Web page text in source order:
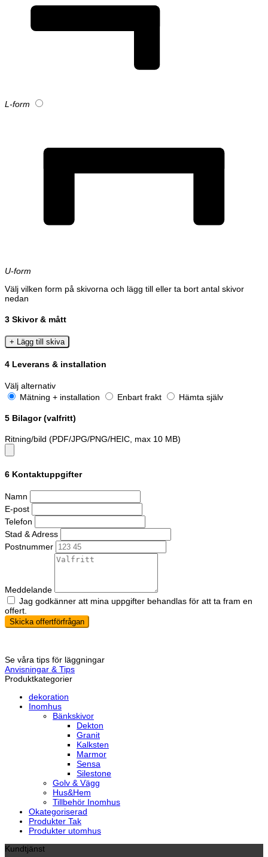
L-form
U-form
Välj vilken form på skivorna och lägg till eller ta bort antal skivor
nedan
3 Skivor & mått
+ Lägg till skiva
4 Leverans & installation
Välj alternativ
Mätning + installation
Enbart frakt Hämta själv
5 Bilagor (valfritt)
Ritning/bild (PDF/JPG/PNG/HEIC, max 10 MB)
6 Kontaktuppgifter
Namn
E-post
Telefon
Stad & Adress
Postnummer
Meddelande
Jag godkänner att mina uppgifter behandlas för att ta fram en
offert.
Skicka offertförfrågan
Se våra tips för läggningar
Anvisningar & Tips
Produktkategorier
dekoration
Inomhus
Bänkskivor
Dekton
Granit
Kalksten
Marmor
Sensa
Silestone
Golv & Vägg
Hus&Hem
Tillbehör Inomhus
Okategoriserad
Produkter Tak
Produkter utomhus
Kundtjänst